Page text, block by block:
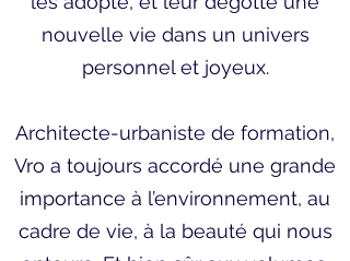
nouvelle vie dans un univers
personnel et joyeux.
Architecte-urbaniste de formation,
Vro a toujours accordé une grande
importance à l’environnement, au
cadre de vie, à la beauté qui nous